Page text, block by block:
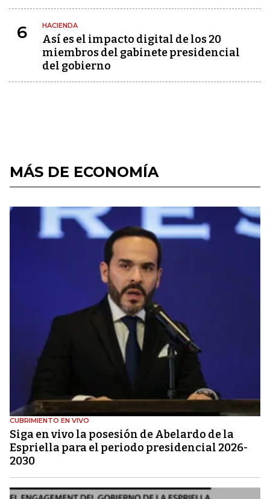
6 HACIENDA
Así es el impacto digital de los 20
miembros del gabinete presidencial
del gobierno
MÁS DE ECONOMÍA
CUBRIMIENTO EN VIVO
Siga en vivo la posesión de Abelardo de la
Espriella para el periodo presidencial 2026-
2030